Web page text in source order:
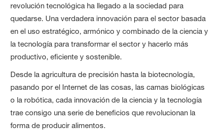
revolución tecnológica ha llegado a la sociedad para
quedarse. Una verdadera innovación para el sector basada
en el uso estratégico, armónico y combinado de la ciencia y
la tecnología para transformar el sector y hacerlo más
productivo, eficiente y sostenible.
Desde la agricultura de precisión hasta la biotecnología,
pasando por el Internet de las cosas, las camas biológicas
o la robótica, cada innovación de la ciencia y la tecnología
trae consigo una serie de beneficios que revolucionan la
forma de producir alimentos.